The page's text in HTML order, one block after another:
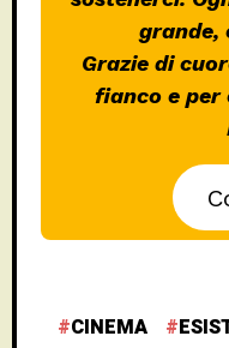
grande,
Grazie di
fianco e per
CINEMA